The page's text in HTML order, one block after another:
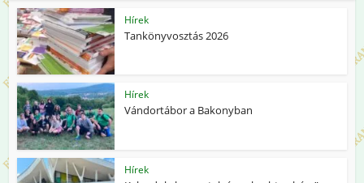
Hírek
Tankönyvosztás 2026
Hírek
Vándortábor a Bakonyban
Hírek